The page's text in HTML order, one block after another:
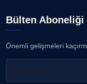
Bülten Aboneliği
Önemli gelişmeleri